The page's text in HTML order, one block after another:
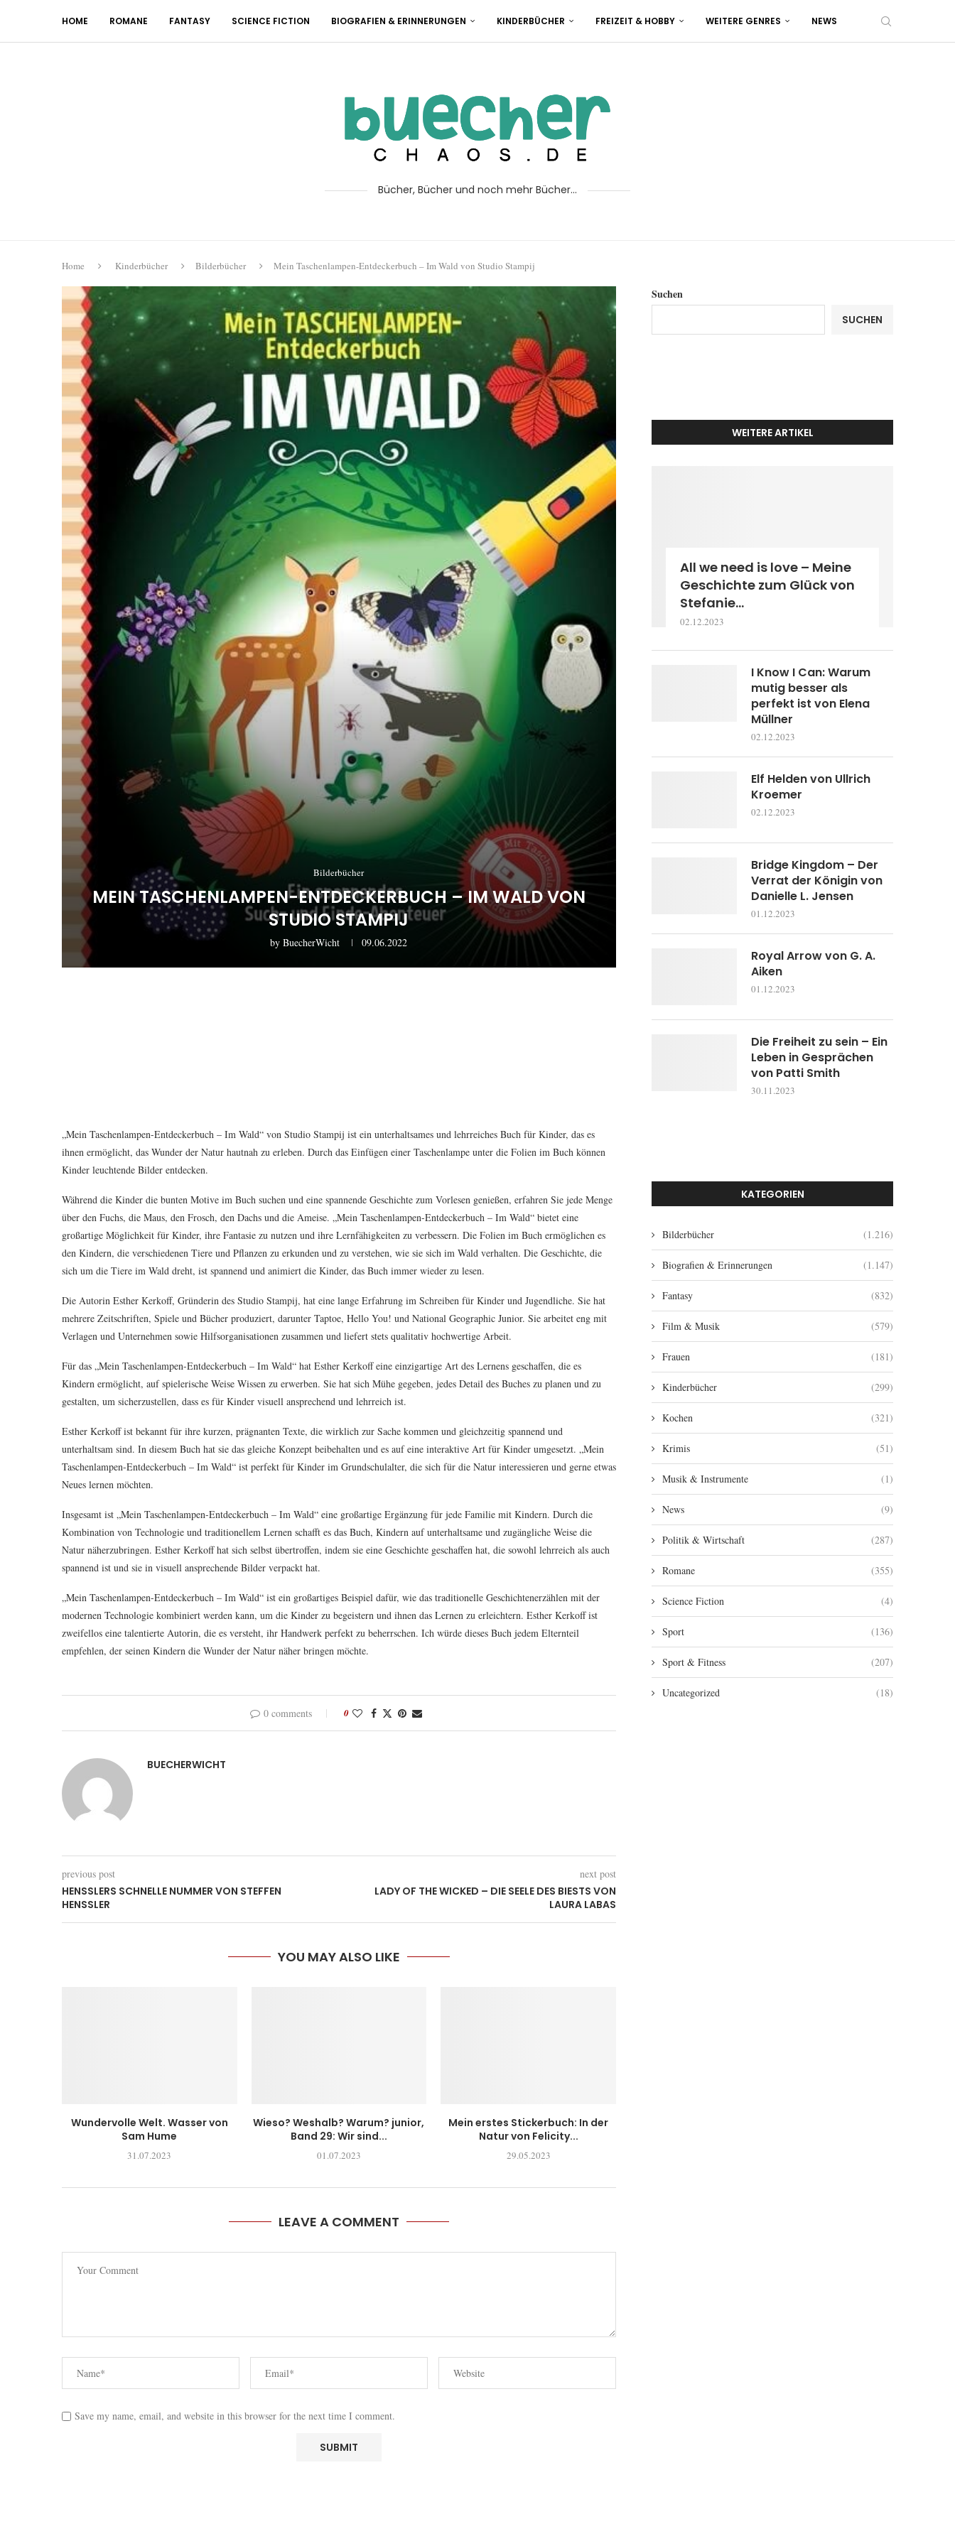
HOME ROMANE FANTASY SCIENCE FICTION BIOGRAFIEN & ERINNERUNGEN KINDERBÜCHER FREIZEIT & HOBBY WEITERE GENRES NEWS
Bücher, Bücher und noch mehr Bücher...
Home Kinderbücher Bilderbücher Mein Taschenlampen-Entdeckerbuch – Im Wald von Studio Stampij
Bilderbücher
MEIN TASCHENLAMPEN-ENTDECKERBUCH – IM WALD VON
STUDIO STAMPIJ
byBuecherWicht 09.06.2022
„Mein Taschenlampen-Entdeckerbuch – Im Wald“ von Studio Stampij ist ein unterhaltsames und lehrreiches Buch für Kinder, das es
ihnen ermöglicht, das Wunder der Natur hautnah zu erleben. Durch das Einfügen einer Taschenlampe unter die Folien im Buch können
Kinder leuchtende Bilder entdecken.
Während die Kinder die bunten Motive im Buch suchen und eine spannende Geschichte zum Vorlesen genießen, erfahren Sie jede Menge
über den Fuchs, die Maus, den Frosch, den Dachs und die Ameise. „Mein Taschenlampen-Entdeckerbuch – Im Wald“ bietet eine
großartige Möglichkeit für Kinder, ihre Fantasie zu nutzen und ihre Lernfähigkeiten zu verbessern. Die Folien im Buch ermöglichen es
den Kindern, die verschiedenen Tiere und Pflanzen zu erkunden und zu verstehen, wie sie sich im Wald verhalten. Die Geschichte, die
sich um die Tiere im Wald dreht, ist spannend und animiert die Kinder, das Buch immer wieder zu lesen.
Die Autorin Esther Kerkoff, Gründerin des Studio Stampij, hat eine lange Erfahrung im Schreiben für Kinder und Jugendliche. Sie hat
mehrere Zeitschriften, Spiele und Bücher produziert, darunter Taptoe, Hello You! und National Geographic Junior. Sie arbeitet eng mit
Verlagen und Unternehmen sowie Hilfsorganisationen zusammen und liefert stets qualitativ hochwertige Arbeit.
Für das „Mein Taschenlampen-Entdeckerbuch – Im Wald“ hat Esther Kerkoff eine einzigartige Art des Lernens geschaffen, die es
Kindern ermöglicht, auf spielerische Weise Wissen zu erwerben. Sie hat sich Mühe gegeben, jedes Detail des Buches zu planen und zu
gestalten, um sicherzustellen, dass es für Kinder visuell ansprechend und lehrreich ist.
Esther Kerkoff ist bekannt für ihre kurzen, prägnanten Texte, die wirklich zur Sache kommen und gleichzeitig spannend und
unterhaltsam sind. In diesem Buch hat sie das gleiche Konzept beibehalten und es auf eine interaktive Art für Kinder umgesetzt. „Mein
Taschenlampen-Entdeckerbuch – Im Wald“ ist perfekt für Kinder im Grundschulalter, die sich für die Natur interessieren und gerne etwas
Neues lernen möchten.
Insgesamt ist „Mein Taschenlampen-Entdeckerbuch – Im Wald“ eine großartige Ergänzung für jede Familie mit Kindern. Durch die
Kombination von Technologie und traditionellem Lernen schafft es das Buch, Kindern auf unterhaltsame und zugängliche Weise die
Natur näherzubringen. Esther Kerkoff hat sich selbst übertroffen, indem sie eine Geschichte geschaffen hat, die sowohl lehrreich als auch
spannend ist und sie in visuell ansprechende Bilder verpackt hat.
„Mein Taschenlampen-Entdeckerbuch – Im Wald“ ist ein großartiges Beispiel dafür, wie das traditionelle Geschichtenerzählen mit der
modernen Technologie kombiniert werden kann, um die Kinder zu begeistern und ihnen das Lernen zu erleichtern. Esther Kerkoff ist
zweifellos eine talentierte Autorin, die es versteht, ihr Handwerk perfekt zu beherrschen. Ich würde dieses Buch jedem Elternteil
empfehlen, der seinen Kindern die Wunder der Natur näher bringen möchte.
0 comments 0
BUECHERWICHT
previous post
HENSSLERS SCHNELLE NUMMER VON STEFFEN
HENSSLER
next post
LADY OF THE WICKED – DIE SEELE DES BIESTS VON
LAURA LABAS
YOU MAY ALSO LIKE
Wundervolle Welt. Wasser von
Sam Hume
31.07.2023
Wieso? Weshalb? Warum? junior,
Band 29: Wir sind...
01.07.2023
Mein erstes Stickerbuch: In der
Natur von Felicity...
29.05.2023
LEAVE A COMMENT
Save my name, email, and website in this browser for the next time I comment.
Suchen
SUCHEN
WEITERE ARTIKEL
All we need is love – Meine
Geschichte zum Glück von
Stefanie...
02.12.2023
I Know I Can: Warum
mutig besser als
perfekt ist von Elena
Müllner
02.12.2023
Elf Helden von Ullrich
Kroemer
02.12.2023
Bridge Kingdom – Der
Verrat der Königin von
Danielle L. Jensen
01.12.2023
Royal Arrow von G. A.
Aiken
01.12.2023
Die Freiheit zu sein – Ein
Leben in Gesprächen
von Patti Smith
30.11.2023
KATEGORIEN
Bilderbücher (1.216)
Biografien & Erinnerungen (1.147)
Fantasy (832)
Film & Musik (579)
Frauen (181)
Kinderbücher (299)
Kochen (321)
Krimis (51)
Musik & Instrumente (1)
News (9)
Politik & Wirtschaft (287)
Romane (355)
Science Fiction (4)
Sport (136)
Sport & Fitness (207)
Uncategorized (18)